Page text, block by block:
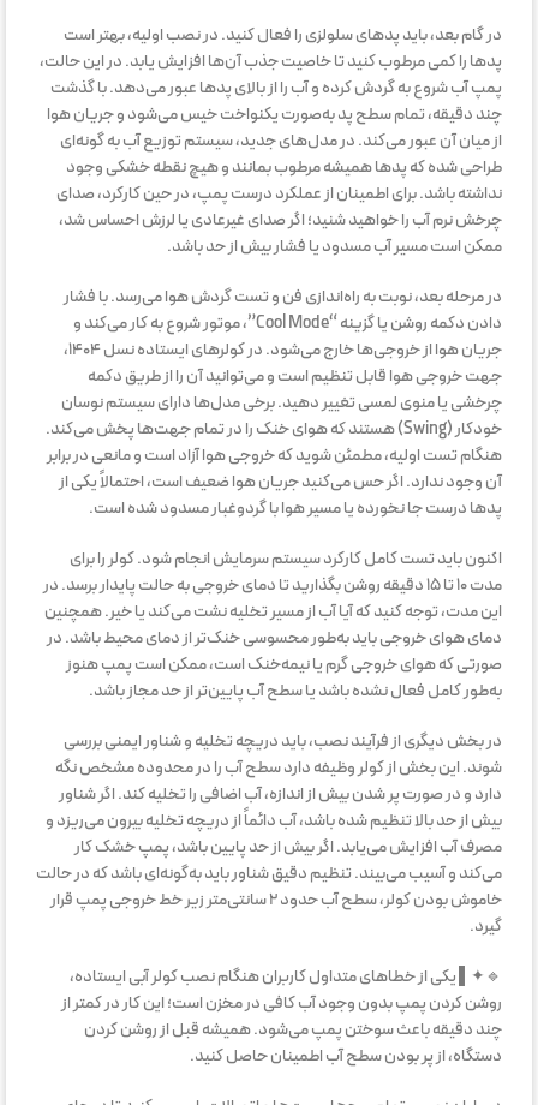
در گام بعد، باید پدهای سلولزی را فعال کنید. در نصب اولیه، بهتر است
پدها را کمی مرطوب کنید تا خاصیت جذب آن‌ها افزایش یابد. در این حالت،
پمپ آب شروع به گردش کرده و آب را از بالای پدها عبور می‌دهد. با گذشت
چند دقیقه، تمام سطح پد به‌صورت یکنواخت خیس می‌شود و جریان هوا
از میان آن عبور می‌کند. در مدل‌های جدید، سیستم توزیع آب به گونه‌ای
طراحی شده که پدها همیشه مرطوب بمانند و هیچ نقطه خشکی وجود
نداشته باشد. برای اطمینان از عملکرد درست پمپ، در حین کارکرد، صدای
چرخش نرم آب را خواهید شنید؛ اگر صدای غیرعادی یا لرزش احساس شد،
ممکن است مسیر آب مسدود یا فشار بیش از حد باشد.
در مرحله بعد، نوبت به راه‌اندازی فن و تست گردش هوا می‌رسد. با فشار
دادن دکمه روشن یا گزینه “Cool Mode”، موتور شروع به کار می‌کند و
جریان هوا از خروجی‌ها خارج می‌شود. در کولرهای ایستاده نسل ۱۴۰۴،
جهت خروجی هوا قابل تنظیم است و می‌توانید آن را از طریق دکمه
چرخشی یا منوی لمسی تغییر دهید. برخی مدل‌ها دارای سیستم نوسان
خودکار (Swing) هستند که هوای خنک را در تمام جهت‌ها پخش می‌کند.
هنگام تست اولیه، مطمئن شوید که خروجی هوا آزاد است و مانعی در برابر
آن وجود ندارد. اگر حس می‌کنید جریان هوا ضعیف است، احتمالاً یکی از
پدها درست جا نخورده یا مسیر هوا با گردوغبار مسدود شده است.
اکنون باید تست کامل کارکرد سیستم سرمایش انجام شود. کولر را برای
مدت ۱۰ تا ۱۵ دقیقه روشن بگذارید تا دمای خروجی به حالت پایدار برسد. در
این مدت، توجه کنید که آیا آب از مسیر تخلیه نشت می‌کند یا خیر. همچنین
دمای هوای خروجی باید به‌طور محسوسی خنک‌تر از دمای محیط باشد. در
صورتی که هوای خروجی گرم یا نیمه‌خنک است، ممکن است پمپ هنوز
به‌طور کامل فعال نشده باشد یا سطح آب پایین‌تر از حد مجاز باشد.
در بخش دیگری از فرآیند نصب، باید دریچه تخلیه و شناور ایمنی بررسی
شوند. این بخش از کولر وظیفه دارد سطح آب را در محدوده مشخص نگه
دارد و در صورت پر شدن بیش از اندازه، آب اضافی را تخلیه کند. اگر شناور
بیش از حد بالا تنظیم شده باشد، آب دائماً از دریچه تخلیه بیرون می‌ریزد و
مصرف آب افزایش می‌یابد. اگر بیش از حد پایین باشد، پمپ خشک کار
می‌کند و آسیب می‌بیند. تنظیم دقیق شناور باید به‌گونه‌ای باشد که در حالت
خاموش بودن کولر، سطح آب حدود ۲ سانتی‌متر زیر خط خروجی پمپ قرار
گیرد.
🔹✦▌ یکی از خطاهای متداول کاربران هنگام نصب کولر آبی ایستاده،
روشن کردن پمپ بدون وجود آب کافی در مخزن است؛ این کار در کمتر از
چند دقیقه باعث سوختن پمپ می‌شود. همیشه قبل از روشن کردن
دستگاه، از پر بودن سطح آب اطمینان حاصل کنید.